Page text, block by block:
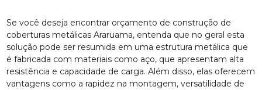
Se você deseja encontrar orçamento de construção de
coberturas metálicas Araruama, entenda que no geral esta
solução pode ser resumida em uma estrutura metálica que
é fabricada com materiais como aço, que apresentam alta
resistência e capacidade de carga. Além disso, elas oferecem
vantagens como a rapidez na montagem, versatilidade de